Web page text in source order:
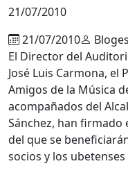
21/07/2010
21/07/2010
El Director del
José Luis Carmona, el
Amigos de la Música
acompañados del
Sánchez, han firmado
del que se
socios y los